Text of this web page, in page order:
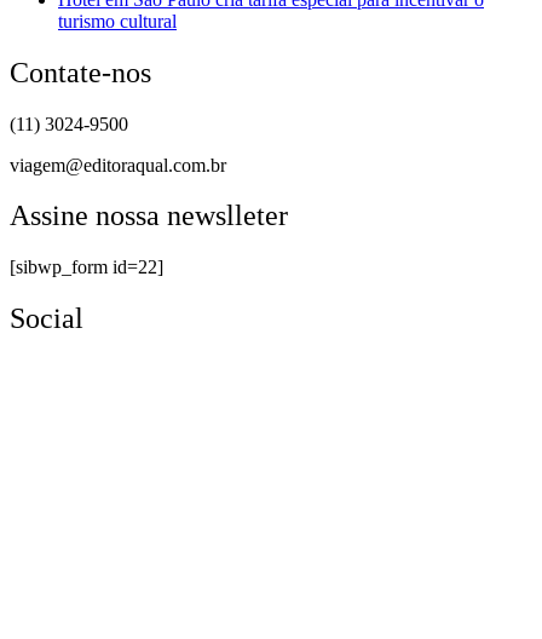
turismo cultural
Contate-nos
(11) 3024-9500
viagem@editoraqual.com.br
Assine nossa newslleter
[sibwp_form id=22]
Social